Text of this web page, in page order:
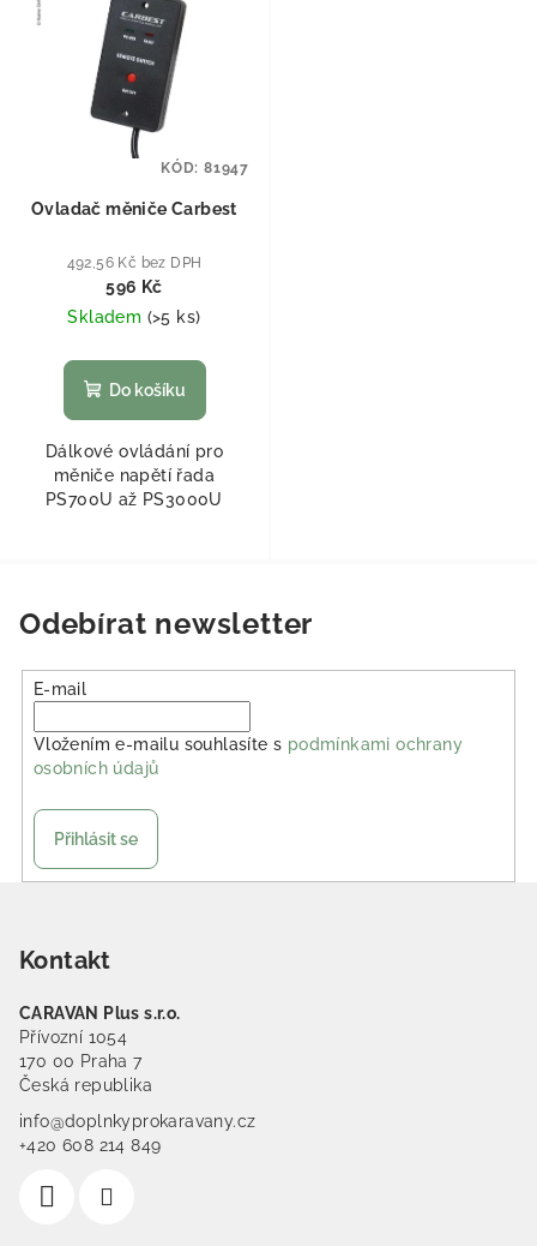
Ovladač měniče Carbest
492,56 Kč bez DPH
596 Kč
Skladem (>5 ks)
Do košíku
Dálkové ovládání pro
měniče napětí řada
PS700U až PS3000U
KÓD: 81947
Odebírat newsletter
E-mail
Vložením e-mailu souhlasíte s podmínkami ochrany
osobních údajů
Přihlásit se
Kontakt
CARAVAN Plus s.r.o.
Přívozní 1054
170 00 Praha 7
Česká republika
info@doplnkyprokaravany.cz
+420 608 214 849